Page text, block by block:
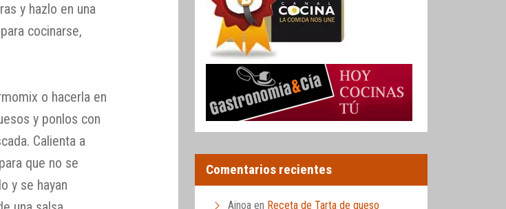
y hazlo en una
cocinarse,
o hacerla en
y ponlos con
Calienta a
que no se
y se hayan
Comentarios recientes
Ainoa en Receta de Tarta de queso